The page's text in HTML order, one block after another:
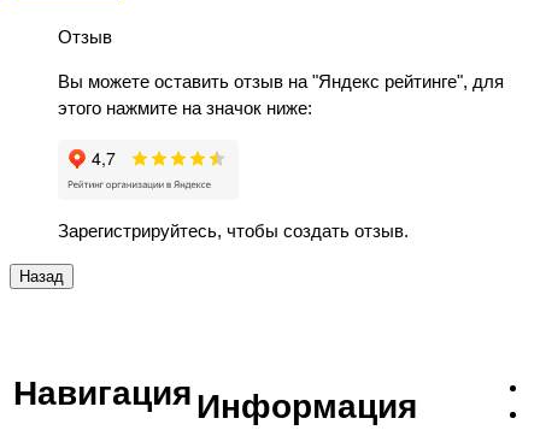
Отзыв
Вы можете оставить отзыв на "Яндекс рейтинге", для
этого нажмите на значок ниже:
Зарегистрируйтесь, чтобы создать отзыв.
НавигацияИнформация